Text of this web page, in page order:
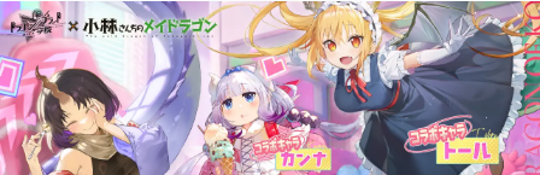
ピックアップ
電ファミのいま読まれている記事ランキング
アプリセール情報